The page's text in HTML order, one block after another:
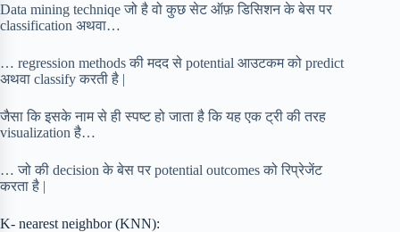
Data mining techniqe जो है वो कुछ सेट ऑफ़ डिसिशन के बेस पर
classification अथवा…
… regression methods की मदद से potential आउटकम को predict
अथवा classify करती है |
जैसा कि इसके नाम से ही स्पष्ट हो जाता है कि यह एक ट्री की तरह
visualization है…
… जो की decision के बेस पर potential outcomes को रिप्रेजेंट
करता है |
K- nearest neighbor (KNN):